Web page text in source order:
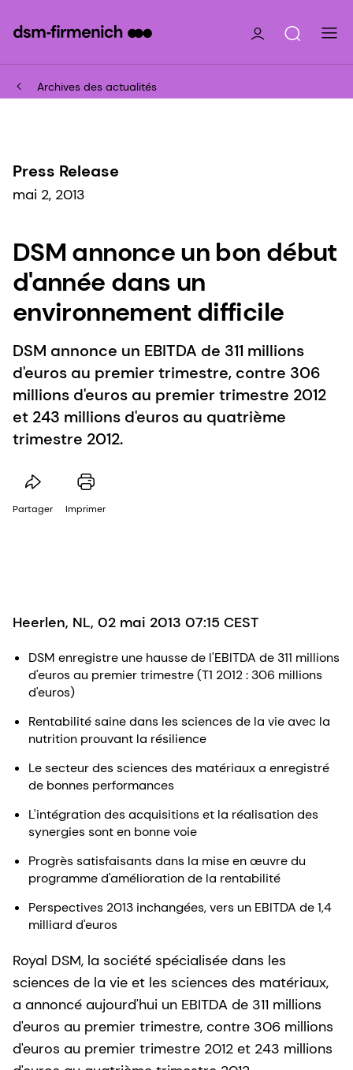
Archives des actualités
Press Release
mai 2, 2013
DSM annonce un bon début
d'année dans un
environnement difficile
DSM annonce un EBITDA de 311 millions
d'euros au premier trimestre, contre 306
millions d'euros au premier trimestre 2012
et 243 millions d'euros au quatrième
trimestre 2012.
Partager Imprimer
Heerlen, NL, 02 mai 2013 07:15 CEST
DSM enregistre une hausse de l'EBITDA de 311 millions
d'euros au premier trimestre (T1 2012 : 306 millions
d'euros)
Rentabilité saine dans les sciences de la vie avec la
nutrition prouvant la résilience
Le secteur des sciences des matériaux a enregistré
de bonnes performances
L'intégration des acquisitions et la réalisation des
synergies sont en bonne voie
Progrès satisfaisants dans la mise en œuvre du
programme d'amélioration de la rentabilité
Perspectives 2013 inchangées, vers un EBITDA de 1,4
milliard d'euros
Royal DSM, la société spécialisée dans les
sciences de la vie et les sciences des matériaux,
a annoncé aujourd'hui un EBITDA de 311 millions
d'euros au premier trimestre, contre 306 millions
d'euros au premier trimestre 2012 et 243 millions